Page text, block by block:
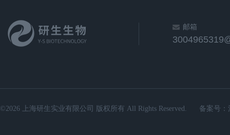
邮箱
©2026 上海研生实业有限公司 版权所有 All Rights Reserved. 备案号：